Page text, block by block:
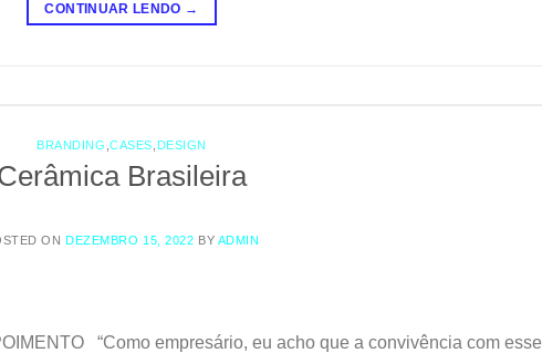
CONTINUAR LENDO →
BRANDING ,CASES DESIGN
Brasileira
ON DEZEMBRO 15, 2022 BY ADMIN
“Como empresário, eu acho que a convivência com esse